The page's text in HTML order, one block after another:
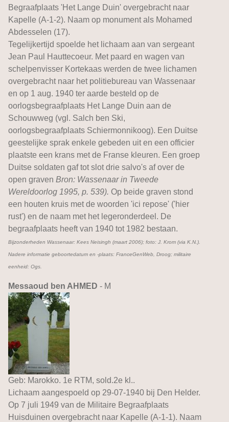
Begraafplaats 'Het Lange Duin' overgebracht naar
Kapelle (A-1-2). Naam op monument als Mohamed
Abdesselen (17).
Tegelijkertijd spoelde het lichaam aan van sergeant
Jean Paul Hauttecoeur. Met paard en wagen van
schelpenvisser Kortekaas werden de twee lichamen
overgebracht naar het politiebureau van Wassenaar
en op 1 aug. 1940 ter aarde besteld op de
oorlogsbegraafplaats Het Lange Duin aan de
Schouwweg (vgl. Salch ben Ski,
oorlogsbegraafplaats Schiermonnikoog). Een Duitse
geestelijke sprak enkele gebeden uit en een officier
plaatste een krans met de Franse kleuren. Een groep
Duitse soldaten gaf tot slot drie salvo's af over de
open graven Bron: Wassenaar in Tweede
Wereldoorlog 1995, p. 539). Op beide graven stond
een houten kruis met de woorden 'ici repose' ('hier
rust') en de naam met het legeronderdeel. De
begraafplaats heeft van 1940 tot 1982 bestaan.
Bijzonderheden Wassenaar: Kees Neisingh (maart 2006); foto: J. Krom (via K.N.).
Nadere informatie geboortedatum en -plaats: FranceGenWeb, Droog; militaire
eenheid: Ogs.
Messaoud ben AHMED - M
Geb: Marokko. 1e RTM, sold.2e kl..
Lichaam aangespoeld op 29-07-1940 bij Den Helder.
Op 7 juli 1949 van de Militaire Begraafplaats
Huisduinen overgebracht naar Kapelle (A-1-1). Naam